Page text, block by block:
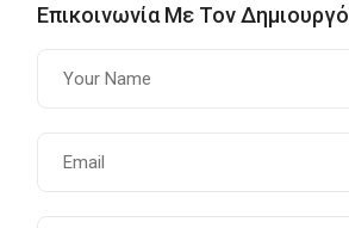
Επικοινωνία Με Τον Δημιουργό